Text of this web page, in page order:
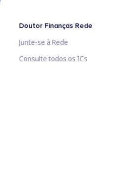
Doutor Finanças Rede
Junte-se à Rede
Consulte todos os ICs